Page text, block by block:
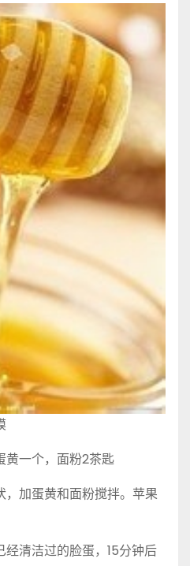
黄一个，面粉2茶匙
，加蛋黄和面粉搅拌。苹果
经清洁过的脸蛋，15分钟后